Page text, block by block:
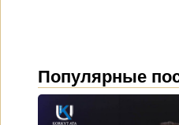
Популярные